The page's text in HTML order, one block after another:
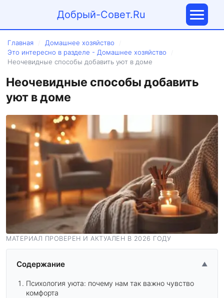
Добрый-Совет.Ru
Главная Домашнее хозяйство
Это интересно в разделе - Домашнее хозяйство
Неочевидные способы добавить уют в доме
Неочевидные способы добавить
уют в доме
МАТЕРИАЛ ПРОВЕРЕН И АКТУАЛЕН В 2026 ГОДУ
Содержание ▲
Психология уюта: почему нам так важно чувство
комфорта